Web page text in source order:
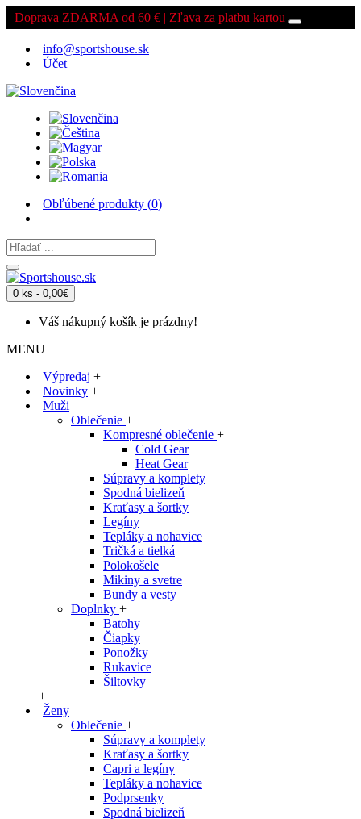
Doprava ZDARMA od 60 € | Zľava za platbu kartou
info@sportshouse.sk
Účet
Obľúbené produkty (0)
0 ks - 0,00€
Váš nákupný košík je prázdny!
MENU
Výpredaj +
Novinky +
Muži
Oblečenie +
Kompresné oblečenie +
Cold Gear
Heat Gear
Súpravy a komplety
Spodná bielizeň
Kraťasy a šortky
Legíny
Tepláky a nohavice
Tričká a tielká
Polokošele
Mikiny a svetre
Bundy a vesty
Doplnky +
Batohy
Čiapky
Ponožky
Rukavice
Šiltovky
+
Ženy
Oblečenie +
Súpravy a komplety
Kraťasy a šortky
Capri a legíny
Tepláky a nohavice
Podprsenky
Spodná bielizeň